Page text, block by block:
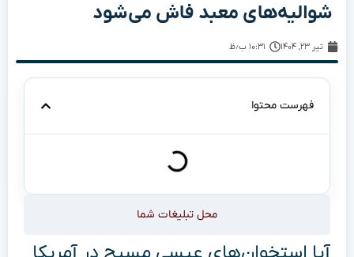
شوالیه‌های معبد فاش می‌شود
تیر ۲۳, ۱۴۰۴ ۱۰:۳۱ ب٫ظ
فهرست محتوا
محل تبلیغات شما